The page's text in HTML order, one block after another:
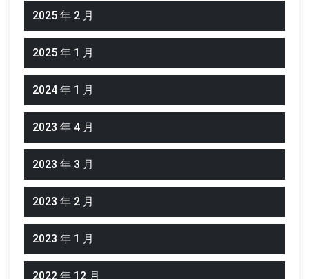
2025 年 2 月
2025 年 1 月
2024 年 1 月
2023 年 4 月
2023 年 3 月
2023 年 2 月
2023 年 1 月
2022 年 12 月